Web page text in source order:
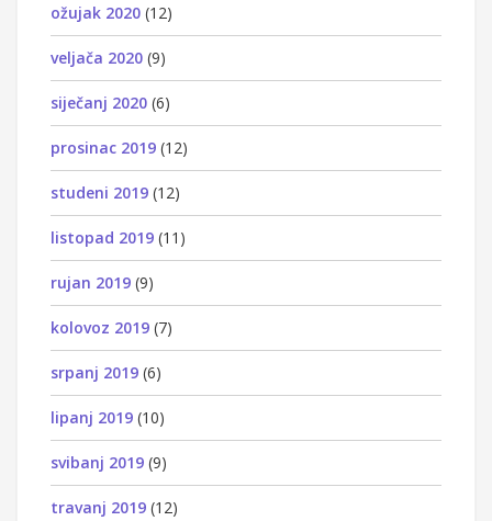
ožujak 2020 (12)
veljača 2020 (9)
siječanj 2020 (6)
prosinac 2019 (12)
studeni 2019 (12)
listopad 2019 (11)
rujan 2019 (9)
kolovoz 2019 (7)
srpanj 2019 (6)
lipanj 2019 (10)
svibanj 2019 (9)
travanj 2019 (12)